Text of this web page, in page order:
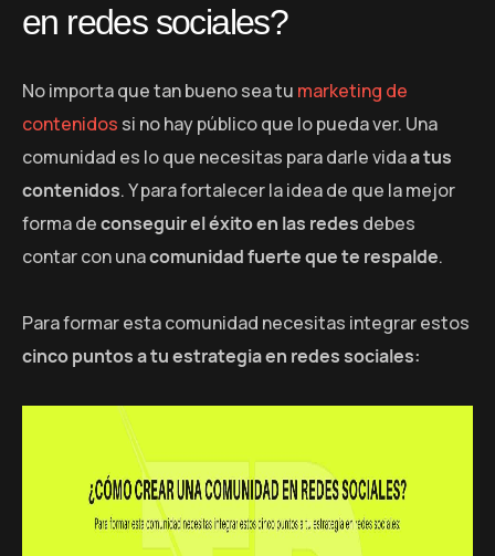
en redes sociales?
No importa que tan bueno sea tu marketing de
contenidos si no hay público que lo pueda ver. Una
comunidad es lo que necesitas para darle vidaa tus
contenidos. Y para fortalecer la idea de que la mejor
forma deconseguir el éxito en las redes debes
contar con unacomunidad fuerte que te respalde.
Para formar esta comunidad necesitas integrar estos
cinco puntos a tu estrategia en redes sociales: